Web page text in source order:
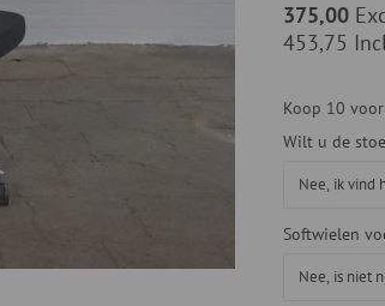
453,75
375,00
Koop 10
Wilt u de
Softwielen